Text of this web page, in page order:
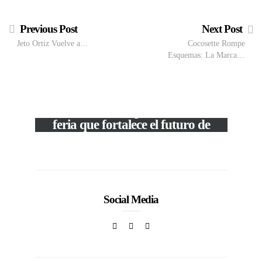
Previous Post
Jeto Ortiz Vuelve a…
Next Post
Cocosette Rompe
Esquemas: La Marca…
feria que fortalece el futuro de
Social Media